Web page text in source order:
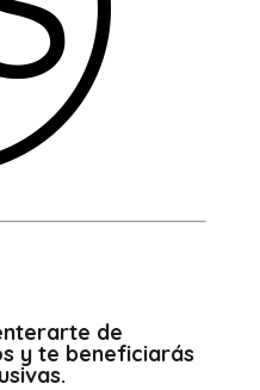
de
y te beneficiarás